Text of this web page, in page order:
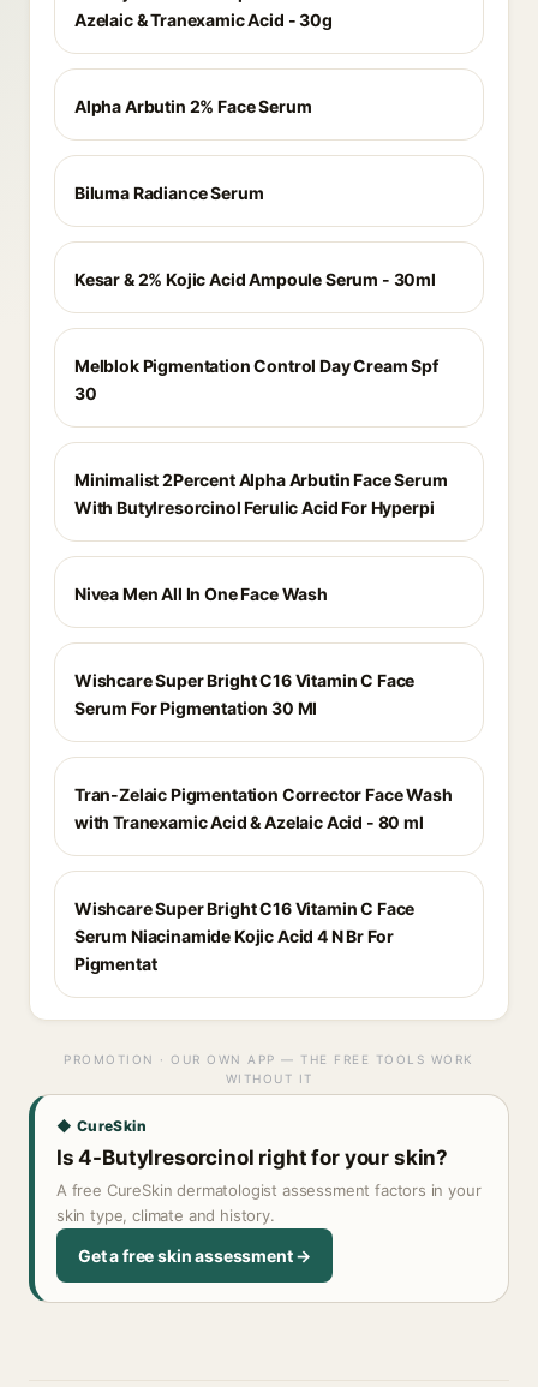
Azelaic & Tranexamic Acid - 30g
Alpha Arbutin 2% Face Serum
Biluma Radiance Serum
Kesar & 2% Kojic Acid Ampoule Serum - 30ml
Melblok Pigmentation Control Day Cream Spf
30
Minimalist 2Percent Alpha Arbutin Face Serum
With Butylresorcinol Ferulic Acid For Hyperpi
Nivea Men All In One Face Wash
Wishcare Super Bright C16 Vitamin C Face
Serum For Pigmentation 30 Ml
Tran-Zelaic Pigmentation Corrector Face Wash
with Tranexamic Acid & Azelaic Acid - 80 ml
Wishcare Super Bright C16 Vitamin C Face
Serum Niacinamide Kojic Acid 4 N Br For
Pigmentat
PROMOTION · OUR OWN APP — THE FREE TOOLS WORK
WITHOUT IT
◆ CureSkin
Is 4-Butylresorcinol right for your skin?
A free CureSkin dermatologist assessment factors in your
skin type, climate and history.
Get a free skin assessment →